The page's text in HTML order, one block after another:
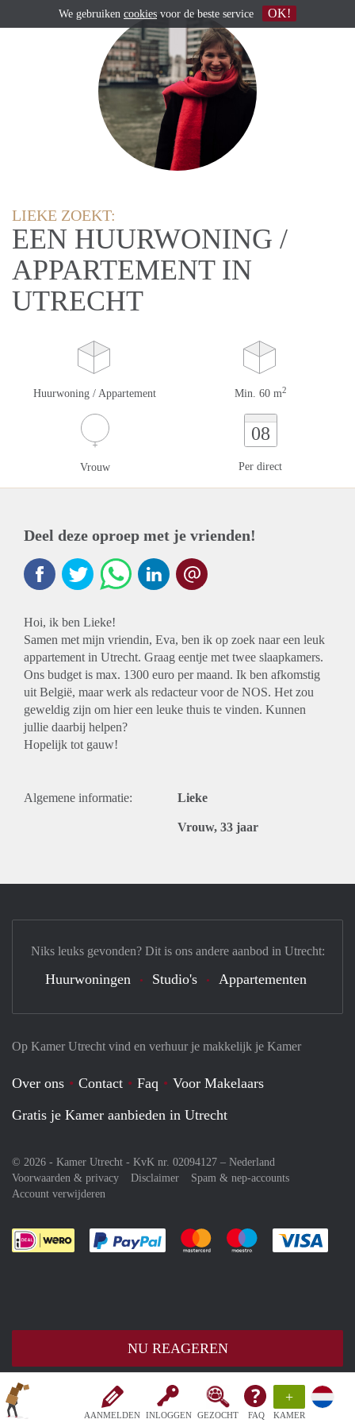
AANMELDEN INLOGGEN GEZOCHT FAQ
+
KAMER
LIEKE ZOEKT:
EEN HUURWONING /
APPARTEMENT IN
UTRECHT
Huurwoning / Appartement Min. 60 m2
Vrouw
08
Per direct
Deel deze oproep met je vrienden!
Hoi, ik ben Lieke!
Samen met mijn vriendin, Eva, ben ik op zoek naar een leuk
appartement in Utrecht. Graag eentje met twee slaapkamers.
Ons budget is max. 1300 euro per maand. Ik ben afkomstig
uit België, maar werk als redacteur voor de NOS. Het zou
geweldig zijn om hier een leuke thuis te vinden. Kunnen
jullie daarbij helpen?
Hopelijk tot gauw!
Algemene informatie: Lieke
Vrouw, 33 jaar
NU REAGEREN
Op Kamer Utrecht vind en verhuur je makkelijk je Kamer
Over ons Contact Faq
Voor Makelaars
Gratis je Kamer aanbieden in Utrecht
© 2026 - Kamer Utrecht - KvK nr. 02094127 – Nederland
Voorwaarden & privacy
Disclaimer
Spam & nep-accounts
Account verwijderen
Je rekent gemakkelijk af met Paypal
Je rekent gemakkelijk af met
Je rekent
Niks leuks gevonden? Dit is ons andere aanbod in Utrecht:
Huurwoningen Studio's Appartementen
We gebruiken cookies voor de beste service OK!